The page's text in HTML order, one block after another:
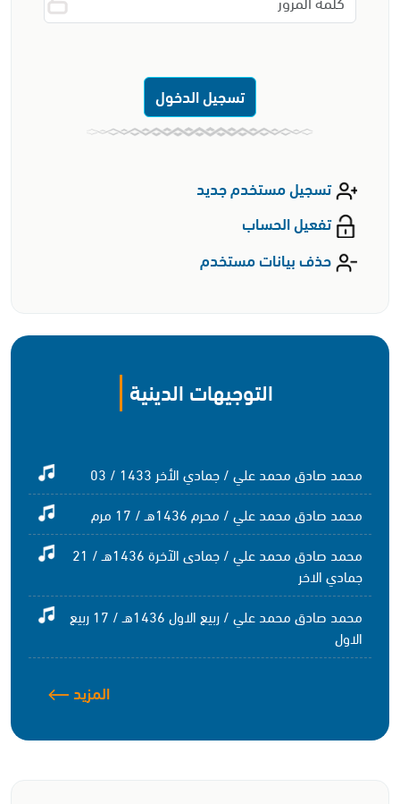
تسجيل الدخول
تسجيل مستخدم جديد
تفعيل الحساب
حذف بيانات مستخدم
التوجيهات الدينية
محمد صادق محمد علي / جمادي الأخر 1433 / 03
محمد صادق محمد علي / محرم 1436هـ / 17 مرم
محمد صادق محمد علي / جمادى الآخرة 1436هـ / 21
جمادي الاخر
محمد صادق محمد علي / ربيع الاول 1436هـ / 17 ربيع
الاول
المزيد